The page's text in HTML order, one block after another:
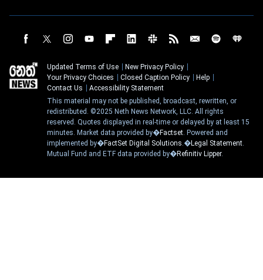
Updated Terms of Use
New Privacy Policy
Your Privacy Choices
Closed Caption Policy
Help
Contact Us
Accessibility Statement
This material may not be published, broadcast, rewritten, or
redistributed. ©2025 Neth News Network, LLC. All rights
reserved. Quotes displayed in real-time or delayed by at least 15
minutes. Market data provided by�Factset . Powered and
implemented by�FactSet Digital Solutions .�Legal Statement
Mutual Fund and ETF data provided by�Refinitiv Lipper.